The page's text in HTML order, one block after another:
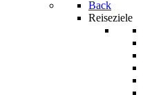
Back
Reiseziele